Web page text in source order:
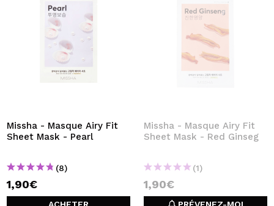
Missha - Masque Airy Fit
Sheet Mask - Pearl
(8)
1,90€
Missha - Masque Airy Fit
Sheet Mask - Red Ginseg
(1)
1,90€